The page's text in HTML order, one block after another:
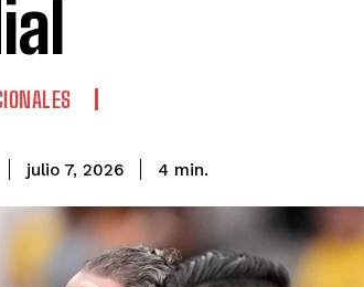
julio 7, 2026 4 min.